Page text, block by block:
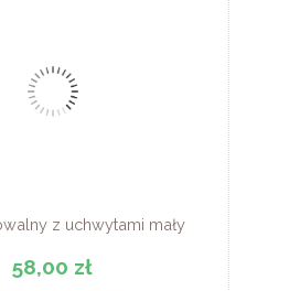
z uchwytami mały
58,00 zł